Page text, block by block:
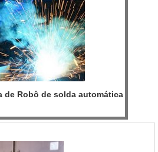
de Robô de solda automática